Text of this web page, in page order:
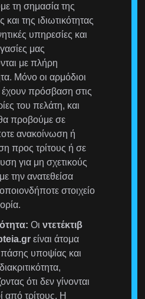
τη σημασία της
και της ιδιωτικότητας
υπηρεσίες και
μας
με πλήρη
Μόνο οι αρμόδιοι
έχουν πρόσβαση στις
του πελάτη, και
προβούμε σε
ανακοίνωση ή
προς τρίτους ή σε
για μη σχετικούς
την ανατεθείσα
στοιχείο
Οιντετέκτιβ
είναι άτομα
υποψίας και
ότι δεν γίνονται
από τρίτους. Η